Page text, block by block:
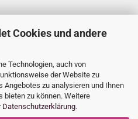
Cookies und andere
Technologien, auch von
der Website zu
Angebotes zu analysieren und Ihnen
bieten zu können. Weitere
Datenschutzerklärung.